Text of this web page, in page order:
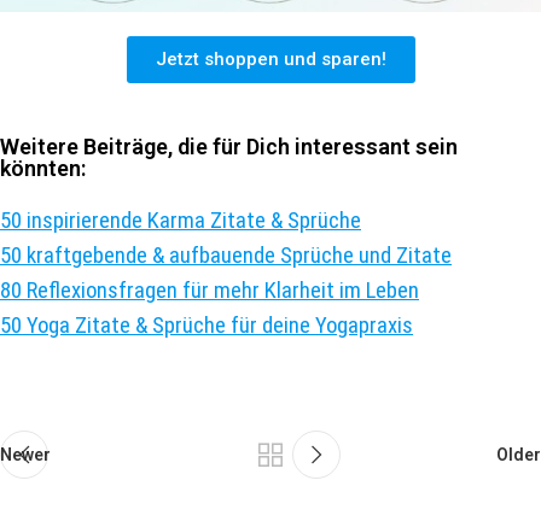
Jetzt shoppen und sparen!
Weitere Beiträge, die für Dich interessant sein
könnten:
50 inspirierende Karma Zitate & Sprüche
50 kraftgebende & aufbauende Sprüche und Zitate
80 Reflexionsfragen für mehr Klarheit im Leben
50 Yoga Zitate & Sprüche für deine Yogapraxis
Newer Older